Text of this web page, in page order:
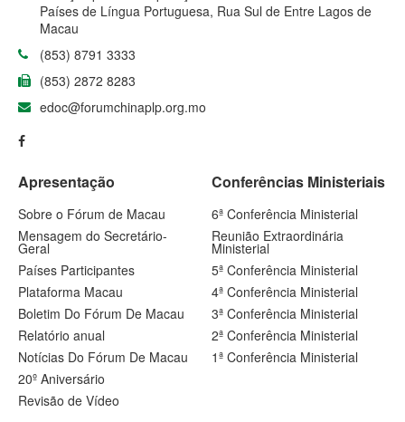
Países de Língua Portuguesa, Rua Sul de Entre Lagos de
Macau
(853) 8791 3333
(853) 2872 8283
edoc@forumchinaplp.org.mo
Apresentação
Sobre o Fórum de Macau
Mensagem do Secretário-
Geral
Países Participantes
Plataforma Macau
Boletim Do Fórum De Macau
Relatório anual
Notícias Do Fórum De Macau
20º Aniversário
Revisão de Vídeo
Conferências Ministeriais
6ª Conferência Ministerial
Reunião Extraordinária
Ministerial
5ª Conferência Ministerial
4ª Conferência Ministerial
3ª Conferência Ministerial
2ª Conferência Ministerial
1ª Conferência Ministerial